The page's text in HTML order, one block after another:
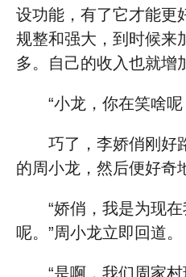
设功能，有了它才能更
规整和强大，到时候来
多。自己的收入也就增
“小龙，你在笑啥呢
巧了，李娇俏刚好
的周小龙，然后便好奇
“娇俏，我是为现
呢。”周小龙立即回道。
“是啊，我们周家